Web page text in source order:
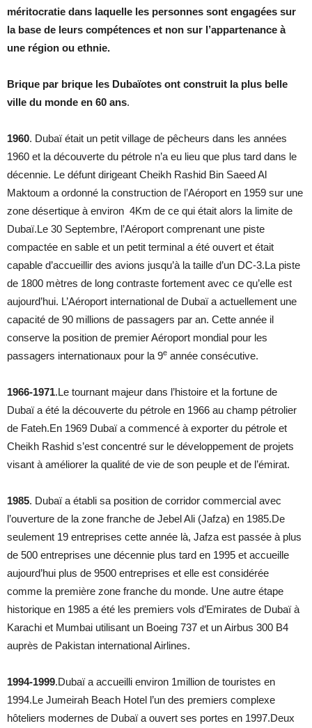
méritocratie dans laquelle les personnes sont engagées sur
la base de leurs compétences et non sur l’appartenance à
une région ou ethnie.
Brique par brique les Dubaïotes ont construit la plus belle
ville du monde en 60 ans.
1960. Dubaï était un petit village de pêcheurs dans les années
1960 et la découverte du pétrole n’a eu lieu que plus tard dans le
décennie. Le défunt dirigeant Cheikh Rashid Bin Saeed Al
Maktoum a ordonné la construction de l’Aéroport en 1959 sur une
zone désertique à environ 4Km de ce qui était alors la limite de
Dubaï.Le 30 Septembre, l’Aéroport comprenant une piste
compactée en sable et un petit terminal a été ouvert et était
capable d’accueillir des avions jusqu’à la taille d’un DC-3.La piste
de 1800 mètres de long contraste fortement avec ce qu’elle est
aujourd’hui. L’Aéroport international de Dubaï a actuellement une
capacité de 90 millions de passagers par an. Cette année il
conserve la position de premier Aéroport mondial pour les
passagers internationaux pour la 9e année consécutive.
1966-1971.Le tournant majeur dans l’histoire et la fortune de
Dubaï a été la découverte du pétrole en 1966 au champ pétrolier
de Fateh.En 1969 Dubaï a commencé à exporter du pétrole et
Cheikh Rashid s’est concentré sur le développement de projets
visant à améliorer la qualité de vie de son peuple et de l’émirat.
1985. Dubaï a établi sa position de corridor commercial avec
l’ouverture de la zone franche de Jebel Ali (Jafza) en 1985.De
seulement 19 entreprises cette année là, Jafza est passée à plus
de 500 entreprises une décennie plus tard en 1995 et accueille
aujourd’hui plus de 9500 entreprises et elle est considérée
comme la première zone franche du monde. Une autre étape
historique en 1985 a été les premiers vols d’Emirates de Dubaï à
Karachi et Mumbai utilisant un Boeing 737 et un Airbus 300 B4
auprès de Pakistan international Airlines.
1994-1999.Dubaï a accueilli environ 1million de touristes en
1994.Le Jumeirah Beach Hotel l’un des premiers complexe
hôteliers modernes de Dubaï a ouvert ses portes en 1997.Deux